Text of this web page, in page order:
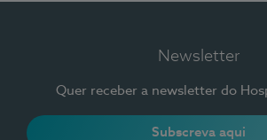
Newsletter
Quer receber a newsletter do
Subscreva aqui